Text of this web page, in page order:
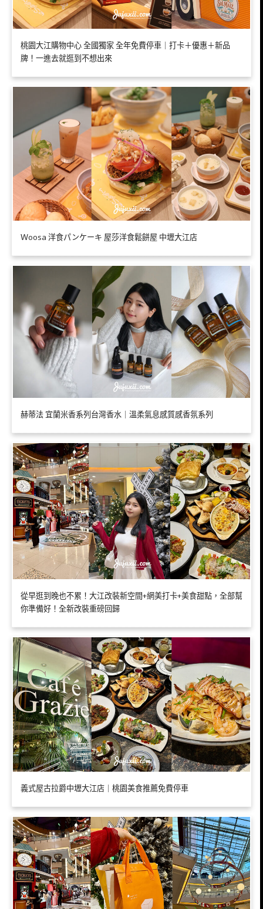
桃園大江購物中心 全國獨家 全年免費停車｜打卡＋優惠＋新品
牌！一進去就逛到不想出來
Ｗoosa 洋食パンケーキ 屋莎洋食鬆餅屋 中壢大江店
赫蒂法 宜蘭米香系列台灣香水｜溫柔氣息感質感香氛系列
從早逛到晚也不累！大江改裝新空間+網美打卡+美食甜點，全部幫
你準備好！全新改裝重磅回歸
義式屋古拉爵中壢大江店｜桃園美食推薦免費停車